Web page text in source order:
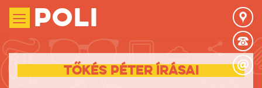
Poli
Tőkés Péter írásai